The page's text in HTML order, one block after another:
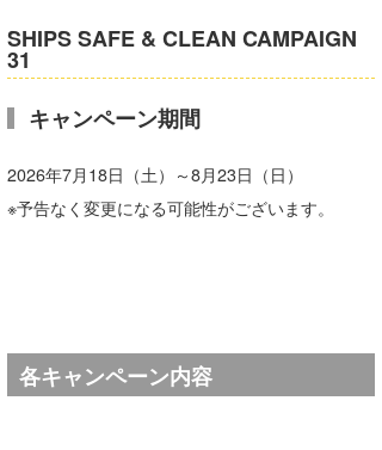
SHIPS SAFE & CLEAN CAMPAIGN
31
キャンペーン期間
2026年7月18日（土）～8月23日（日）
※予告なく変更になる可能性がございます。
各キャンペーン内容
mitsuteru Kamio
SURFMEDIA
波伝説アンバサダー/プロライダー
NOBUFUKU
G◎Da